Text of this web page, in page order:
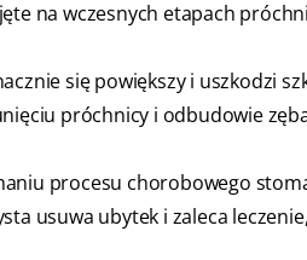
na wczesnych etapach
się powiększy i uszkodzi
próchnicy i odbudowie
procesu chorobowego
usuwa ubytek i zaleca